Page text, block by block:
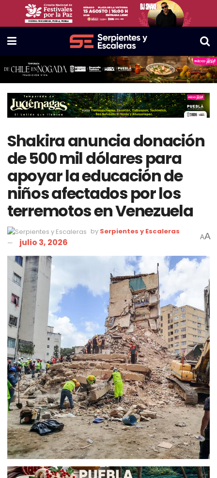
Shakira anuncia donación
de 500 mil dólares para
apoyar la educación de
niños afectados por los
terremotos en Venezuela
by Serpientes y Escaleras
julio 3, 2026 AA